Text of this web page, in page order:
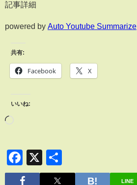
記事詳細
powered by Auto Youtube Summarize
共有:
Facebook X
いいね:
Facebook
X
有
LINE